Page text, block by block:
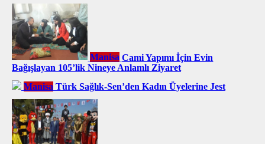
Manisa Cami Yapımı İçin Evin
Bağışlayan 105’lik Nineye Anlamlı Ziyaret
Manisa Türk Sağlık-Sen’den Kadın Üyelerine Jest